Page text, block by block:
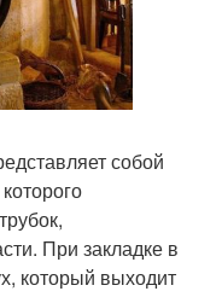
собой
При закладке в
который выходит